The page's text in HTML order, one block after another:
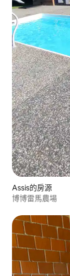
Assis的房源
博博雷馬農場